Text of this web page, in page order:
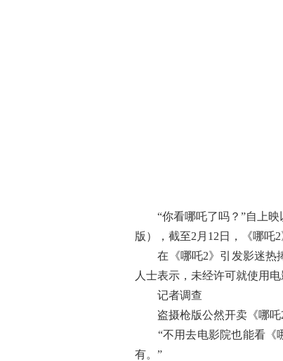
“你看哪吒了吗？”自上映
版），截至2月12日，《哪吒
在《哪吒2》引发影迷热捧
人士表示，未经许可就使用
记者调查
盗摄枪版公然开卖《哪吒2
“不用去电影院也能看《哪
有。”